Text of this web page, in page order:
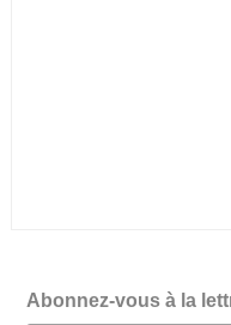
Abonnez-vous à la